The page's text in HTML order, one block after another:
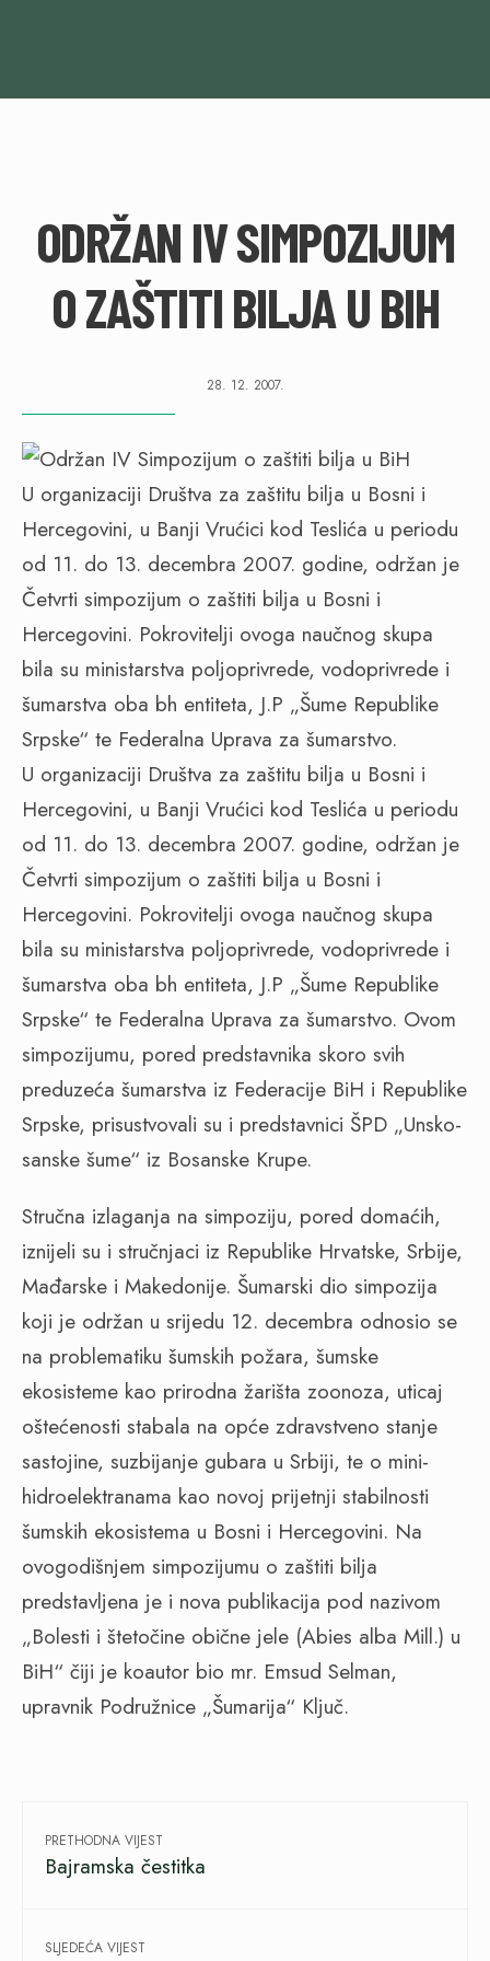
ODRŽAN IV SIMPOZIJUM
O ZAŠTITI BILJA U BIH
28. 12. 2007.
U organizaciji Društva za zaštitu bilja u Bosni i
Hercegovini, u Banji Vrućici kod Teslića u periodu
od 11. do 13. decembra 2007. godine, održan je
Četvrti simpozijum o zaštiti bilja u Bosni i
Hercegovini. Pokrovitelji ovoga naučnog skupa
bila su ministarstva poljoprivrede, vodoprivrede i
šumarstva oba bh entiteta, J.P „Šume Republike
Srpske“ te Federalna Uprava za šumarstvo.
U organizaciji Društva za zaštitu bilja u Bosni i
Hercegovini, u Banji Vrućici kod Teslića u periodu
od 11. do 13. decembra 2007. godine, održan je
Četvrti simpozijum o zaštiti bilja u Bosni i
Hercegovini. Pokrovitelji ovoga naučnog skupa
bila su ministarstva poljoprivrede, vodoprivrede i
šumarstva oba bh entiteta, J.P „Šume Republike
Srpske“ te Federalna Uprava za šumarstvo. Ovom
simpozijumu, pored predstavnika skoro svih
preduzeća šumarstva iz Federacije BiH i Republike
Srpske, prisustvovali su i predstavnici ŠPD „Unsko-
sanske šume“ iz Bosanske Krupe.
Stručna izlaganja na simpoziju, pored domaćih,
iznijeli su i stručnjaci iz Republike Hrvatske, Srbije,
Mađarske i Makedonije. Šumarski dio simpozija
koji je održan u srijedu 12. decembra odnosio se
na problematiku šumskih požara, šumske
ekosisteme kao prirodna žarišta zoonoza, uticaj
oštećenosti stabala na opće zdravstveno stanje
sastojine, suzbijanje gubara u Srbiji, te o mini-
hidroelektranama kao novoj prijetnji stabilnosti
šumskih ekosistema u Bosni i Hercegovini. Na
ovogodišnjem simpozijumu o zaštiti bilja
predstavljena je i nova publikacija pod nazivom
„Bolesti i štetočine obične jele (Abies alba Mill.) u
BiH“ čiji je koautor bio mr. Emsud Selman,
upravnik Podružnice „Šumarija“ Ključ.
PRETHODNA VIJEST
Bajramska čestitka
SLJEDEĆA VIJEST